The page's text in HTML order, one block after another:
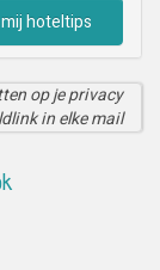
hoteltips
op je privacy
in elke mail